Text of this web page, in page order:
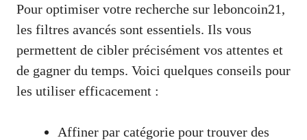
Pour optimiser votre recherche sur leboncoin21,
les filtres avancés sont essentiels. Ils vous
permettent de cibler précisément vos attentes et
de gagner du temps. Voici quelques conseils pour
les utiliser efficacement :
Affiner par catégorie pour trouver des